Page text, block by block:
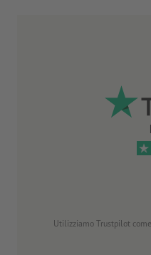
Utilizziamo Trustpilot